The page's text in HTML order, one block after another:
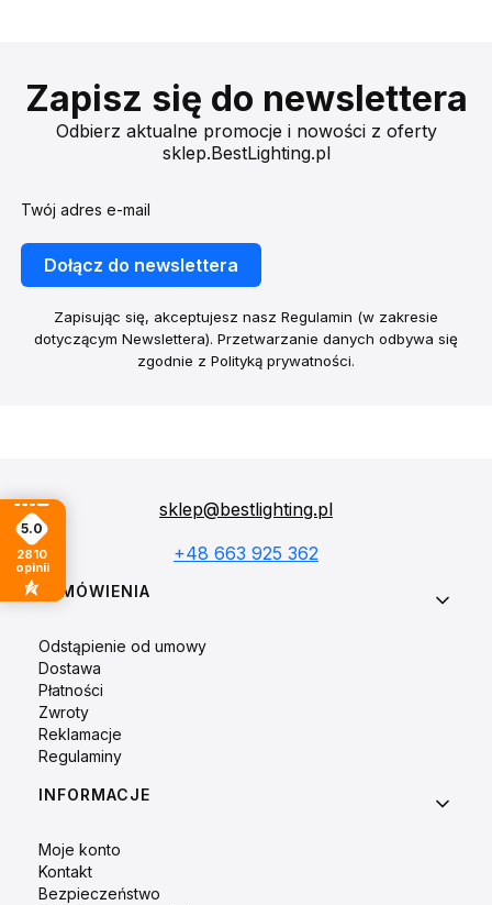
Zapisz się do newslettera
Odbierz aktualne promocje i nowości z oferty
sklep.BestLighting.pl
Twój adres e-mail
Dołącz do newslettera
Zapisując się, akceptujesz nasz Regulamin (w zakresie
dotyczącym Newslettera). Przetwarzanie danych odbywa się
zgodnie z Polityką prywatności.
sklep@bestlighting.pl
+48 663 925 362
Linki w stopce
ZAMÓWIENIA
Odstąpienie od umowy
Dostawa
Płatności
Zwroty
Reklamacje
Regulaminy
INFORMACJE
Moje konto
Kontakt
Bezpieczeństwo
5.0
2810
opinii